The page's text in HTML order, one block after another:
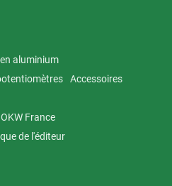
aluminium
Accessoires
France
de l'éditeur